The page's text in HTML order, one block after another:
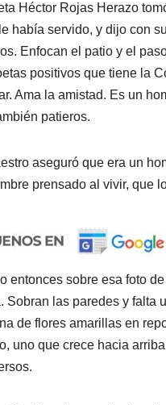
Héctor Rojas Herazo
había servido, y dijo con
Enfocan el patio y el
positivos que tiene la
Ama la amistad. Es un
patieros.
aseguró que era un
prensado al vivir, que
entonces sobre esa foto
Sobran las paredes y falta
de flores amarillas en
uno que crece hacia